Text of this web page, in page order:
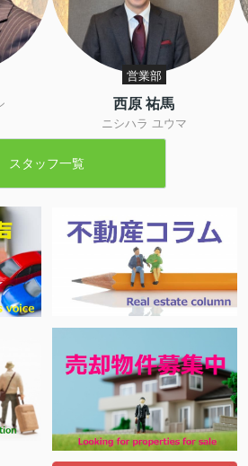
営業部
西原 祐馬
ニシハラ ユウマ
スタッフ一覧